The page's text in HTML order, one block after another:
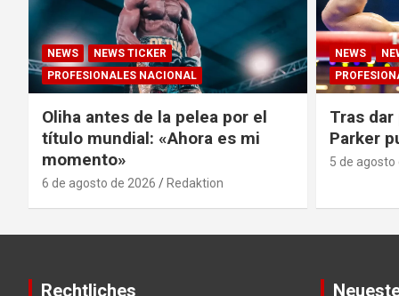
NEWS
NEWS TICKER
PROFESIONALES NACIONAL
Oliha antes de la pelea por el
título mundial: «Ahora es mi
momento»
6 de agosto de 2026 Redaktion
NEWS
Tras
Parker
5 de agosto
Rechtliches